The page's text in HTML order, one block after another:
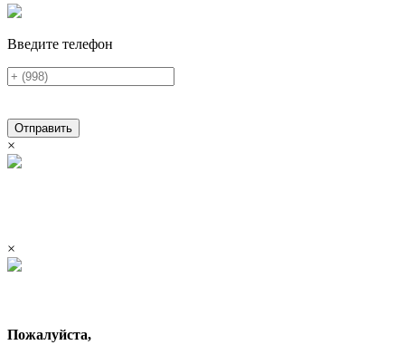
Введите телефон
Отправить
×
×
Пожалуйста,